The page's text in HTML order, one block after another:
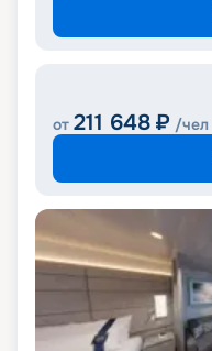
от 211 648 ₽ /чел